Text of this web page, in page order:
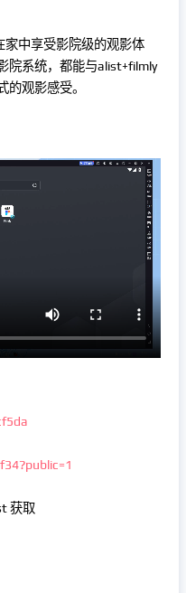
中享受影院级的观影体
院系统，都能与alist+filmly
观影感受。
获取